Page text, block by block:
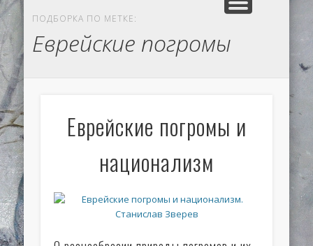
контрреволюции
ПОДБОРКА ПО МЕТКЕ:
Еврейские погромы
Еврейские погромы и
национализм